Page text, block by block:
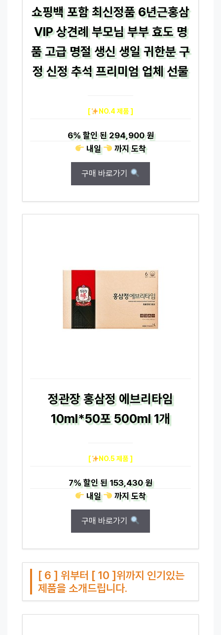
쇼핑백 포함 최신정품 6년근홍삼
VIP 상견례 부모님 부부 효도 명
품 고급 명절 생신 생일 귀한분 구
정 신정 추석 프리미엄 업체 선물
[ NO.4 제품 ]
6%할인 된294,900 원
내일
까지도착
구매 바로가기
정관장 홍삼정 에브리타임
10ml*50포 500ml 1개
[ NO.5 제품 ]
7%할인 된153,430 원
내일
까지도착
구매 바로가기
[ 6 ] 위부터 [ 10 ]위까지 인기있는
제품을 소개드립니다.